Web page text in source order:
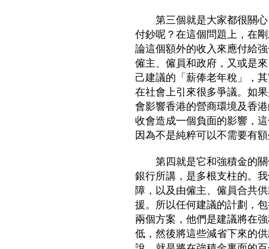
第三個就是大家都很關心
付鈔呢？在這個問題上，在
論這個額外的收入來應付給
僱主、僱員和政府，又或是
己建議的「薪俸老年稅」，
在社會上引來很多爭議。如
會影響香港的營商環境及香
收會造成一個負面的影響，
因為不是純粹可以不需要有
第四就是它和強積金的關
銀行所講，是多根支柱的。
障，以及由僱主、僱員合共
援。所以任何建議的計劃，
兩個方案，他們是建議將在
低，然後將這些減省下來的